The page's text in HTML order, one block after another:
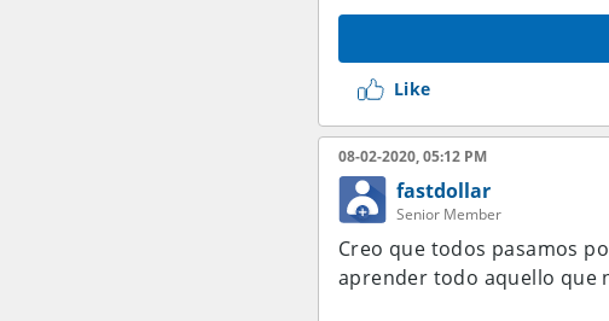
Like
08-02-2020, 05:12 PM
fastdollar
Senior Member
Creo que todos pasamos
aprender todo aquello que